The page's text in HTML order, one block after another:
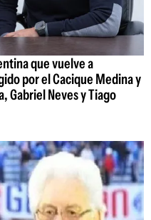
que vuelve a
por el Cacique Medina y
Gabriel Neves y Tiago